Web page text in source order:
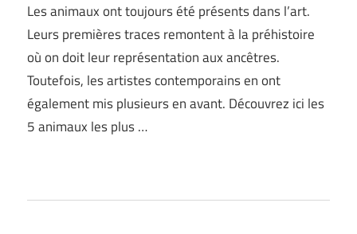
Les animaux ont toujours été présents dans l’art.
Leurs premières traces remontent à la préhistoire
où on doit leur représentation aux ancêtres.
Toutefois, les artistes contemporains en ont
également mis plusieurs en avant. Découvrez ici les
5 animaux les plus …